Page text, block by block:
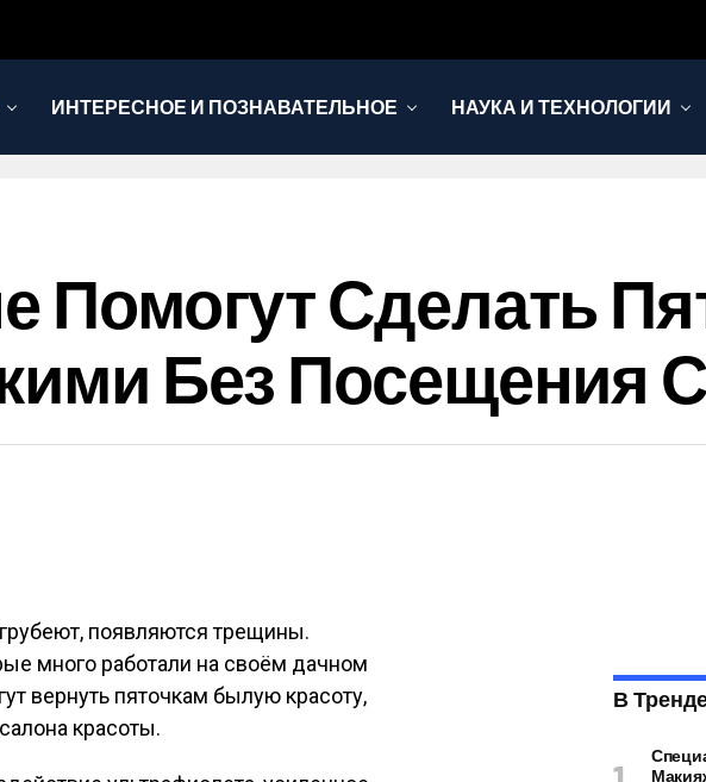
ИНТЕРЕСНОЕ И ПОЗНАВАТЕЛЬНОЕ НАУКА И ТЕХНОЛОГИИ
Помогут Сделать
Без Посещения
появляются трещины.
много работали на своём дачном
вернуть пяточкам былую красоту,
красоты.
В